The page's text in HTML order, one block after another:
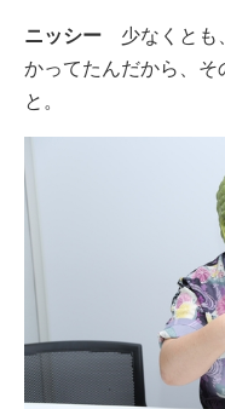
ニッシー 少なくとも
かってたんだから、そ
と。